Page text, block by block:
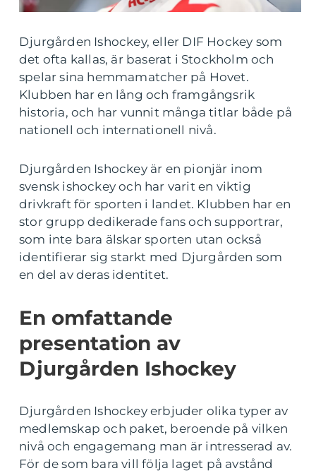
Djurgården Ishockey, eller DIF Hockey som
det ofta kallas, är baserat i Stockholm och
spelar sina hemmamatcher på Hovet.
Klubben har en lång och framgångsrik
historia, och har vunnit många titlar både på
nationell och internationell nivå.
Djurgården Ishockey är en pionjär inom
svensk ishockey och har varit en viktig
drivkraft för sporten i landet. Klubben har en
stor grupp dedikerade fans och supportrar,
som inte bara älskar sporten utan också
identifierar sig starkt med Djurgården som
en del av deras identitet.
En omfattande
presentation av
Djurgården Ishockey
Djurgården Ishockey erbjuder olika typer av
medlemskap och paket, beroende på vilken
nivå och engagemang man är intresserad av.
För de som bara vill följa laget på avstånd